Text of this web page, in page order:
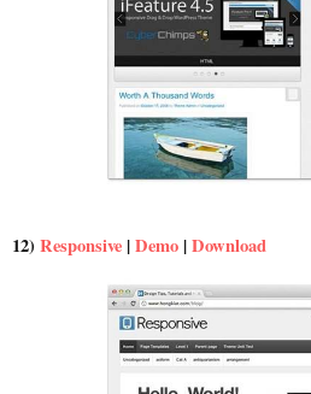
12)Responsive |Demo |Download